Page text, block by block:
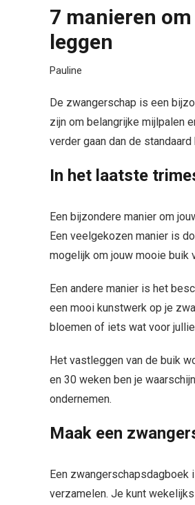
7 manieren
leggen
Pauline
De zwangerschap is een
zijn om belangrijke mijlpalen
verder gaan dan de
In het laatste
Een bijzondere manier om
Een veelgekozen manier is
mogelijk om jouw mooie buik
Een andere manier is het
een mooi kunstwerk op je
bloemen of iets wat voor
Het vastleggen van de buik
en 30 weken ben je
ondernemen.
Maak een
Een
verzamelen. Je kunt